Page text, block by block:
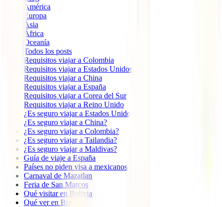
América
Europa
Ásia
África
Oceanía
Todos los posts
Requisitos viajar a Colombia
Requisitos viajar a Estados Unidos
Requisitos viajar a China
Requisitos viajar a España
Requisitos viajar a Corea del Sur
Requisitos viajar a Reino Unido
¿Es seguro viajar a Estados Unidos?
¿Es seguro viajar a China?
¿Es seguro viajar a Colombia?
¿Es seguro viajar a Tailandia?
¿Es seguro viajar a Maldivas?
Guía de viaje a España
Países no piden visa a mexicanos
Carnaval de Mazatlan
Feria de San Marcos
Qué visitar en Bolivia
Qué ver en Brasil